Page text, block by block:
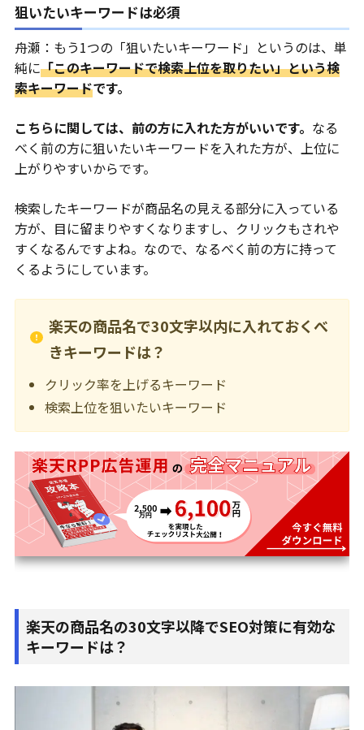
狙いたいキーワードは必須
舟瀬：もう1つの「狙いたいキーワード」というのは、単
純に「このキーワードで検索上位を取りたい」という検
索キーワードです。
こちらに関しては、前の方に入れた方がいいです。 なる
べく前の方に狙いたいキーワードを入れた方が、上位に
上がりやすいからです。
検索したキーワードが商品名の見える部分に入っている
方が、目に留まりやすくなりますし、クリックもされや
すくなるんですよね。なので、なるべく前の方に持って
くるようにしています。
楽天の商品名で30文字以内に入れておくべ
きキーワードは？
クリック率を上げるキーワード
検索上位を狙いたいキーワード
楽天の商品名の30文字以降でSEO対策に有効な
キーワードは？